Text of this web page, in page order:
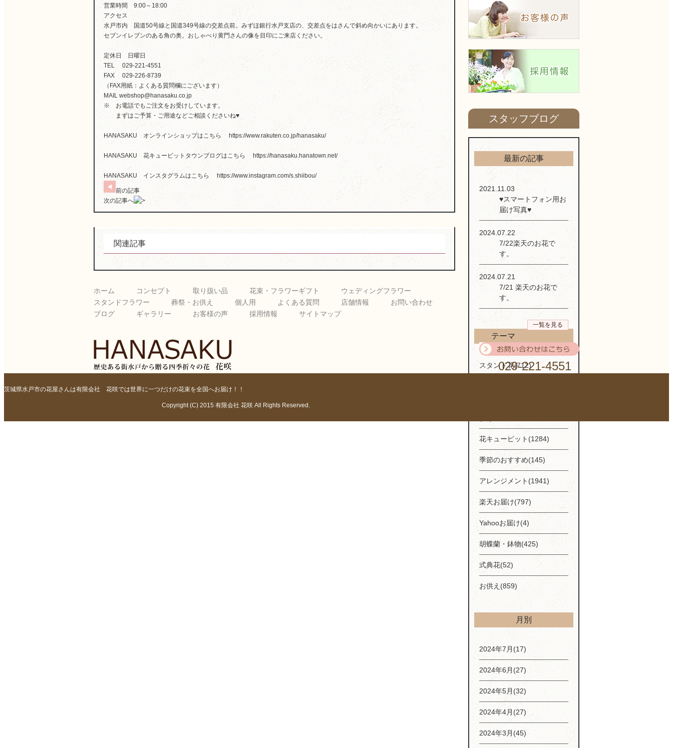
営業時間 9:00～18:00
アクセス
水戸市内 国道50号線と国道349号線の交差点前。みずほ銀行水戸支店の、交差点をはさんで斜め向かいにあります。
セブンイレブンのある角の奥。おしゃべり黄門さんの像を目印にご来店ください。
定休日 日曜日
TEL 029-221-4551
FAX 029-226-8739
（FAX用紙：よくある質問欄にございます）
MAIL webshop@hanasaku.co.jp
※ お電話でもご注文をお受けしています。
まずはご予算・ご用途などご相談くださいね♥
HANASAKU オンラインショップはこちら https://www.rakuten.co.jp/hanasaku/
HANASAKU 花キューピットタウンブログはこちら https://hanasaku.hanatown.net/
HANASAKU インスタグラムはこちら https://www.instagram.com/s.shiibou/
前の記事
次の記事へ
関連記事
スタッフブログ
最新の記事
2021.11.03
♥スマートフォン用お
届け写真♥
2024.07.22
7/22楽天のお花で
す。
2024.07.21
7/21 楽天のお花で
す。
一覧を見る
テーマ
スタンド花(712)
花キューピット(1284)
季節のおすすめ(145)
アレンジメント(1941)
楽天お届け(797)
Yahooお届け(4)
胡蝶蘭・鉢物(425)
式典花(52)
お供え(859)
月別
2024年7月(17)
2024年6月(27)
2024年5月(32)
2024年4月(27)
2024年3月(45)
ホーム コンセプト 取り扱い品 花束・フラワーギフト
ウェディングフラワー
スタンドフラワー
葬祭・お供え 個人用 よくある質問 店舗情報
お問い合わせ
ブログ
ギャラリー お客様の声 採用情報 サイトマップ
029-221-4551
茨城県水戸市の花屋さんは有限会社 花咲では世界に一つだけの花束を全国へお届け！！
Copyright (C) 2015 有限会社 花咲 All Rights Reserved.